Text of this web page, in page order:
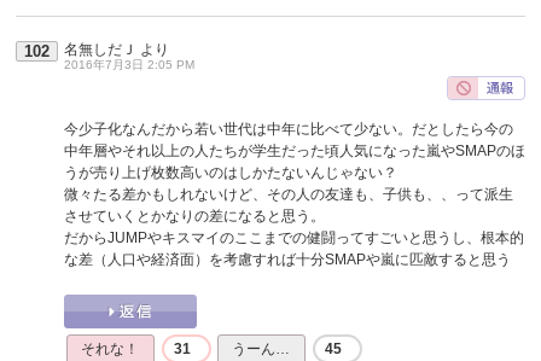
102 名無しだＪ より
2016年7月3日 2:05 PM
今少子化なんだから若い世代は中年に比べて少ない。だとしたら今の
中年層やそれ以上の人たちが学生だった頃人気になった嵐やSMAPのほ
うが売り上げ枚数高いのはしかたないんじゃない？
微々たる差かもしれないけど、その人の友達も、子供も、、って派生
させていくとかなりの差になると思う。
だからJUMPやキスマイのここまでの健闘ってすごいと思うし、根本的
な差（人口や経済面）を考慮すれば十分SMAPや嵐に匹敵すると思う
それな！ 31 うーん… 45